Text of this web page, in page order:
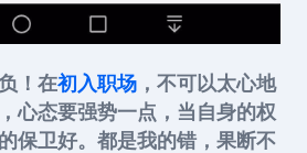
！在初入职场 ，不可以太心地
心态要强势一点，当自身的权
保卫好。都是我的错，果断不